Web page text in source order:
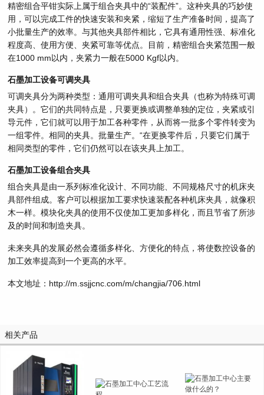
精密组合平钳实际上属于组合夹具中的“装配件”。这种夹具的巧妙使
用，可以完成工件的快速安装和夹紧，缩短了生产准备时间，提高了
小批量生产的效率。与其他夹具部件相比，它具有通用性强、标准化
程度高、使用方便、夹紧可靠等优点。目前，精密组合夹紧范围一般
在1000 mm以内，夹紧力一般在5000 Kgf以内。
石墨加工设备可调夹具
可调夹具分为两种类型：通用可调夹具和组合夹具（也称为特殊可调
夹具）。它们的共同特点是，只要更换或调整单独的定位，夹紧或引
导元件，它们就可以用于加工各种零件，从而将一批多个零件转变为
一组零件。相同的夹具。批量生产。“在更换零件后，只要它们属于
相同类型的零件，它们仍然可以在该夹具上加工。
石墨加工设备组合夹具
组合夹具是由一系列标准化设计、不同功能、不同规格尺寸的机床夹
具部件组成。客户可以根据加工要求快速装配各种机床夹具，就像积
木一样。模块化夹具的使用不仅使加工更加多样化，而且节省了所涉
及的时间和制造夹具。
未来夹具的发展必然会遵循多样化、方便化的特点，将使数控设备的
加工效率提高到一个更高的水平。
本文地址：http://m.ssjjcnc.com/m/changjia/706.html
相关产品